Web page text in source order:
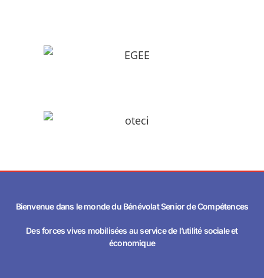
Bienvenue dans le monde du Bénévolat Senior de Compétences
Des forces vives mobilisées au service de l’utilité sociale et
économique